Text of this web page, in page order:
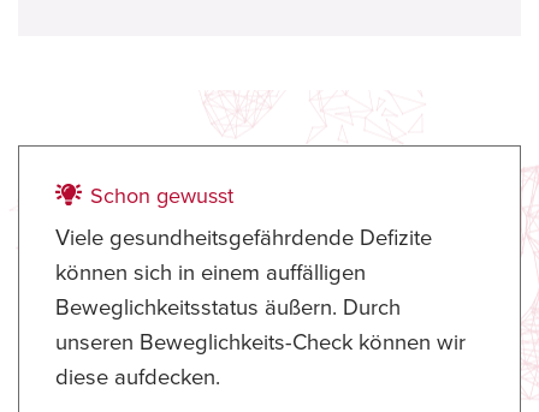
Schon gewusst
Viele gesundheitsgefährdende Defizite
können sich in einem auffälligen
Beweglichkeitsstatus äußern. Durch
unseren Beweglichkeits-Check können wir
diese aufdecken.